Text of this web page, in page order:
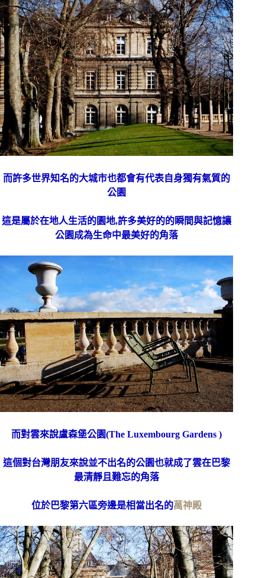
而許多世界知名的大城市也都會有代表自身獨有氣質的
公園
這是屬於在地人生活的園地,許多美好的的瞬間與記憶讓
公園成為生命中最美好的角落
而對雲來說盧森堡公園(The Luxembourg Gardens )
這個對台灣朋友來說並不出名的公園也就成了雲在巴黎
最清靜且難忘的角落
位於巴黎第六區旁邊是相當出名的萬神殿